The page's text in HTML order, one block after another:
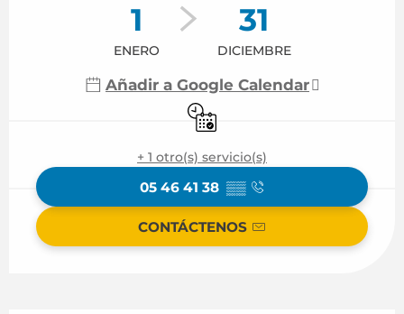
1
ENERO
31
DICIEMBRE
Añadir a Google Calendar
Sólo con reserva previa
+ 1 otro(s) servicio(s)
05 46 41 38 ▒▒
CONTÁCTENOS